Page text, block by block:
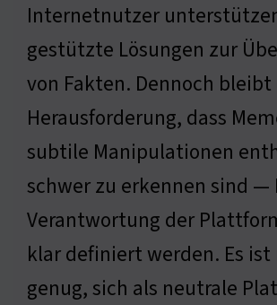
Internetnutzer
gestützte Lösungen zur
von Fakten. Dennoch bleibt
Herausforderung, dass
subtile Manipulationen
schwer zu erkennen sind —
Verantwortung der
klar definiert werden. Es
genug, sich als neutrale